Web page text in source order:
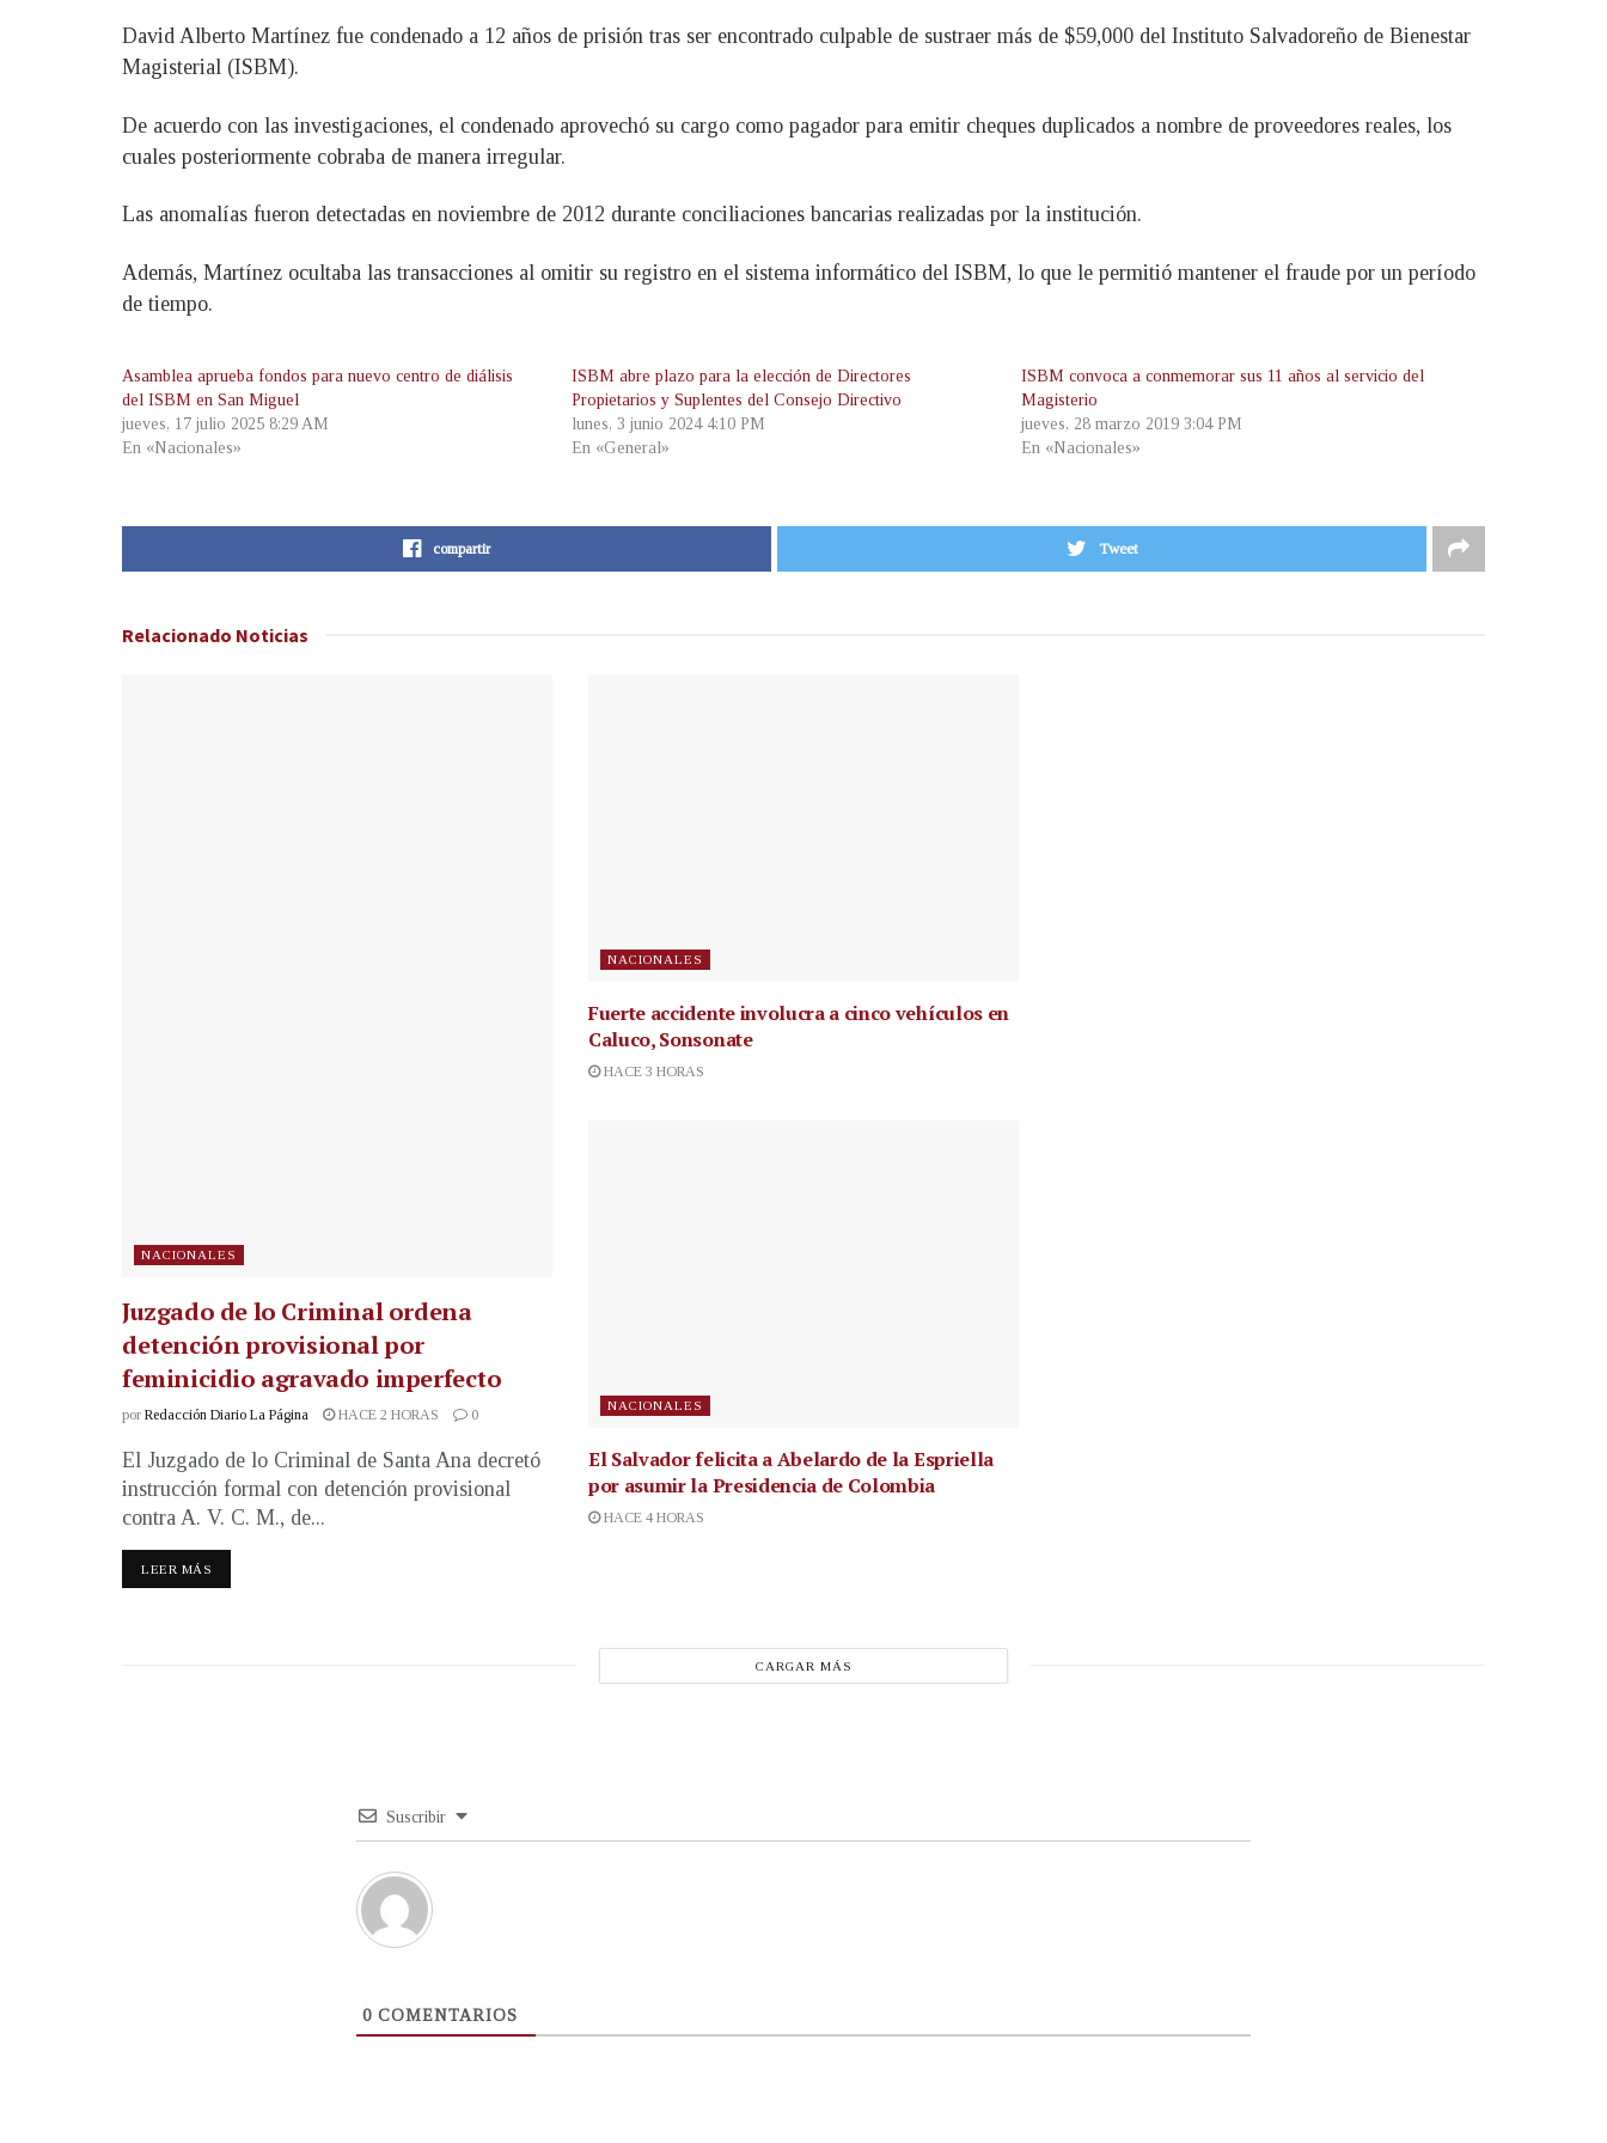
David Alberto Martínez fue condenado a 12 años de prisión tras ser encontrado culpable de sustraer más de $59,000 del Instituto Salvadoreño de Bienestar
Magisterial (ISBM).
De acuerdo con las investigaciones, el condenado aprovechó su cargo como pagador para emitir cheques duplicados a nombre de proveedores reales, los
cuales posteriormente cobraba de manera irregular.
Las anomalías fueron detectadas en noviembre de 2012 durante conciliaciones bancarias realizadas por la institución.
Además, Martínez ocultaba las transacciones al omitir su registro en el sistema informático del ISBM, lo que le permitió mantener el fraude por un período
de tiempo.
Asamblea aprueba fondos para nuevo centro de diálisis
del ISBM en San Miguel
jueves, 17 julio 2025 8:29 AM
En «Nacionales»
ISBM abre plazo para la elección de Directores
Propietarios y Suplentes del Consejo Directivo
lunes, 3 junio 2024 4:10 PM
En «General»
ISBM convoca a conmemorar sus 11 años al servicio del
Magisterio
jueves, 28 marzo 2019 3:04 PM
En «Nacionales»
compartir Tweet
Relacionado Noticias
NACIONALES
Juzgado de lo Criminal ordena
detención provisional por
feminicidio agravado imperfecto
por Redacción Diario La Página HACE 2 HORAS 0
El Juzgado de lo Criminal de Santa Ana decretó
instrucción formal con detención provisional
contra A. V. C. M., de...
LEER MÁS
NACIONALES
Fuerte accidente involucra a cinco vehículos en
Caluco, Sonsonate
HACE 3 HORAS
NACIONALES
El Salvador felicita a Abelardo de la Espriella
por asumir la Presidencia de Colombia
HACE 4 HORAS
CARGAR MÁS
Suscribir
0 COMENTARIOS